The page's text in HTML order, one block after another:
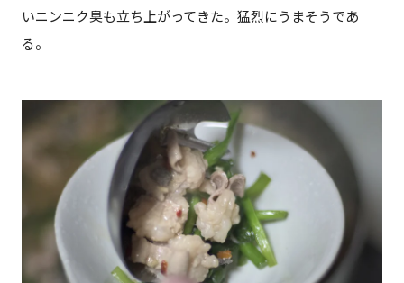
いニンニク臭も立ち上がってきた。猛烈にうまそうであ
る。